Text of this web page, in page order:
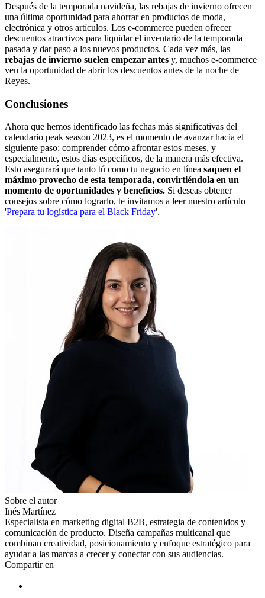
Después de la temporada navideña, las rebajas de invierno ofrecen
una última oportunidad para ahorrar en productos de moda,
electrónica y otros artículos. Los e-commerce pueden ofrecer
descuentos atractivos para liquidar el inventario de la temporada
pasada y dar paso a los nuevos productos. Cada vez más, las
rebajas de invierno suelen empezar antes y, muchos e-commerce
ven la oportunidad de abrir los descuentos antes de la noche de
Reyes.
Conclusiones
Ahora que hemos identificado las fechas más significativas del
calendario peak season 2023, es el momento de avanzar hacia el
siguiente paso: comprender cómo afrontar estos meses, y
especialmente, estos días específicos, de la manera más efectiva.
Esto asegurará que tanto tú como tu negocio en línea saquen el
máximo provecho de esta temporada, convirtiéndola en un
momento de oportunidades y beneficios. Si deseas obtener
consejos sobre cómo lograrlo, te invitamos a leer nuestro artículo
'Prepara tu logística para el Black Friday'.
Sobre el autor
Inés Martínez
Especialista en marketing digital B2B, estrategia de contenidos y
comunicación de producto. Diseña campañas multicanal que
combinan creatividad, posicionamiento y enfoque estratégico para
ayudar a las marcas a crecer y conectar con sus audiencias.
Compartir en